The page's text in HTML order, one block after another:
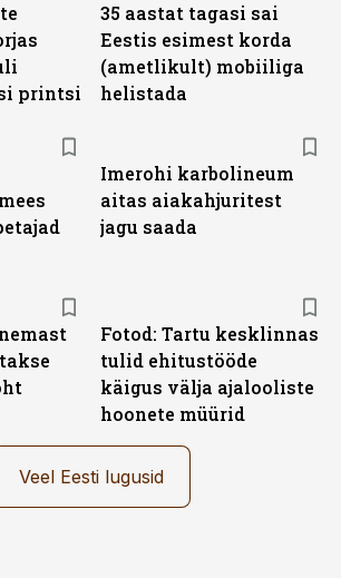
printsi
35 aastat tagasi sai
Eestis esimest korda
(ametlikult) mobiiliga
helistada
Imerohi karbolineum
aitas aiakahjuritest
jagu saada
Fotod: Tartu kesklinnas
tulid ehitustööde
käigus välja ajalooliste
hoonete müürid
Veel Eesti lugusid